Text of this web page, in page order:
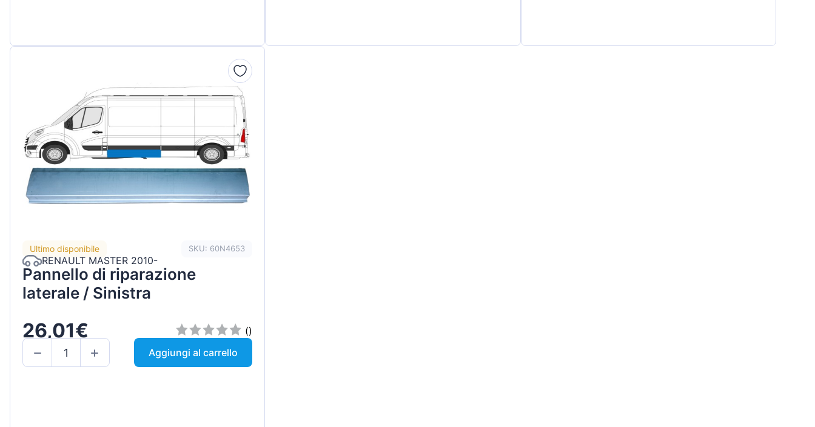
Ultimo disponibile SKU: 60N4653
RENAULT MASTER 2010-
Pannello di riparazione
laterale / Sinistra
26,01€
()
Aggiungi al carrello